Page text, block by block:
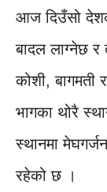
आज दिउँसो
बादल लाग्नेछ र
कोशी, बागमती
भागका थोरै
स्थानमा
रहेको छ ।